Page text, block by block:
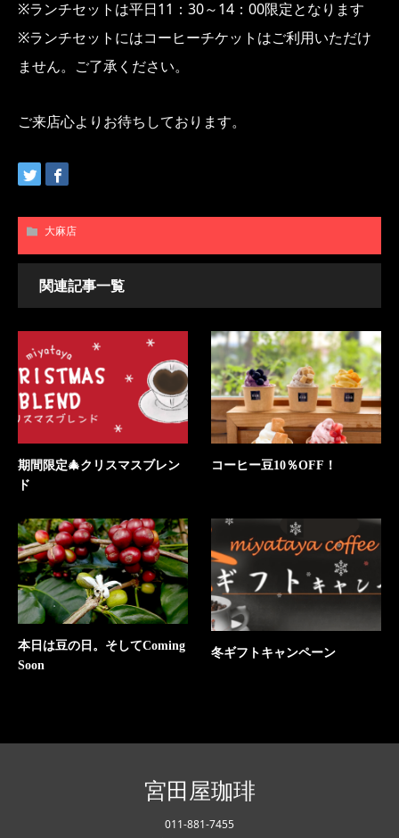
※ランチセットは平日11：30～14：00限定となります
※ランチセットにはコーヒーチケットはご利用いただけ
ません。ご了承ください。
ご来店心よりお待ちしております。
大麻店
関連記事一覧
期間限定🎄クリスマスブレン
ド
コーヒー豆10％OFF！
本日は豆の日。そしてComing
Soon
冬ギフトキャンペーン
宮田屋珈琲
011-881-7455